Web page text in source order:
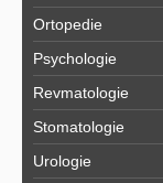
Ortopedie
Psychologie
Revmatologie
Stomatologie
Urologie